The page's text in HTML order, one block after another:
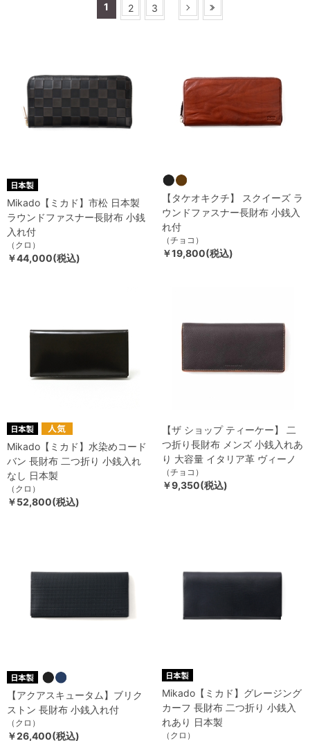
1
2 3
Mikado【ミカド】市松 日本製
ラウンドファスナー長財布 小銭
入れ付
（クロ）
￥44,000(税込)
【タケオキクチ】 スクイーズ ラ
ウンドファスナー長財布 小銭入
れ付
（チョコ）
￥19,800(税込)
Mikado【ミカド】水染めコード
バン 長財布 二つ折り 小銭入れ
なし 日本製
（クロ）
￥52,800(税込)
【ザ ショップ ティーケー】 二
つ折り長財布 メンズ 小銭入れあ
り 大容量 イタリア革 ヴィーノ
（チョコ）
￥9,350(税込)
【アクアスキュータム】ブリク
ストン 長財布 小銭入れ付
（クロ）
￥26,400(税込)
Mikado【ミカド】グレージング
カーフ 長財布 二つ折り 小銭入
れあり 日本製
（クロ）